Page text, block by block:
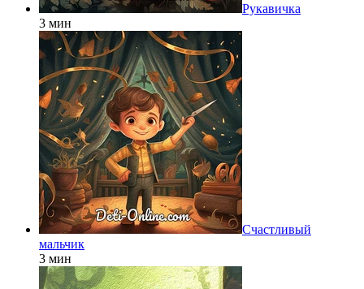
Рукавичка
3 мин
Счастливый
мальчик
3 мин